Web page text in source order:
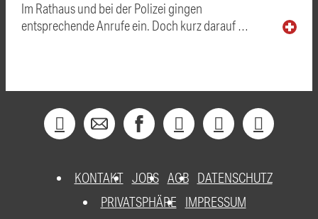
Im Rathaus und bei der Polizei gingen
entsprechende Anrufe ein. Doch kurz darauf …
KONTAKT JOBS AGB DATENSCHUTZ
PRIVATSPHÄRE
IMPRESSUM